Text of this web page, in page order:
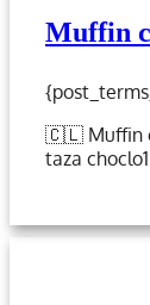
Muffin
🇨🇱 Muffin
taza